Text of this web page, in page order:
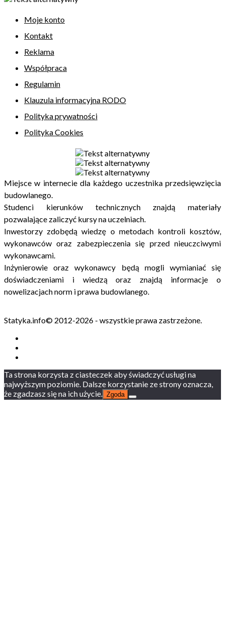
Moje konto
Kontakt
Reklama
Współpraca
Regulamin
Klauzula informacyjna RODO
Polityka prywatności
Polityka Cookies
Miejsce w internecie dla każdego uczestnika przedsięwzięcia
budowlanego.
Studenci kierunków technicznych znajdą materiały
pozwalające zaliczyć kursy na uczelniach.
Inwestorzy zdobędą wiedzę o metodach kontroli kosztów,
wykonawców oraz zabezpieczenia się przed nieuczciwymi
wykonawcami.
Inżynierowie oraz wykonawcy będą mogli wymianiać się
doświadczeniami i wiedzą oraz znajdą informacje o
nowelizacjach norm i prawa budowlanego.
Statyka.info© 2012-2026 - wszystkie prawa zastrzeżone.
Ta strona korzysta z ciasteczek aby świadczyć usługi na
najwyższym poziomie. Dalsze korzystanie ze strony oznacza,
że zgadzasz się na ich użycie. Zgoda